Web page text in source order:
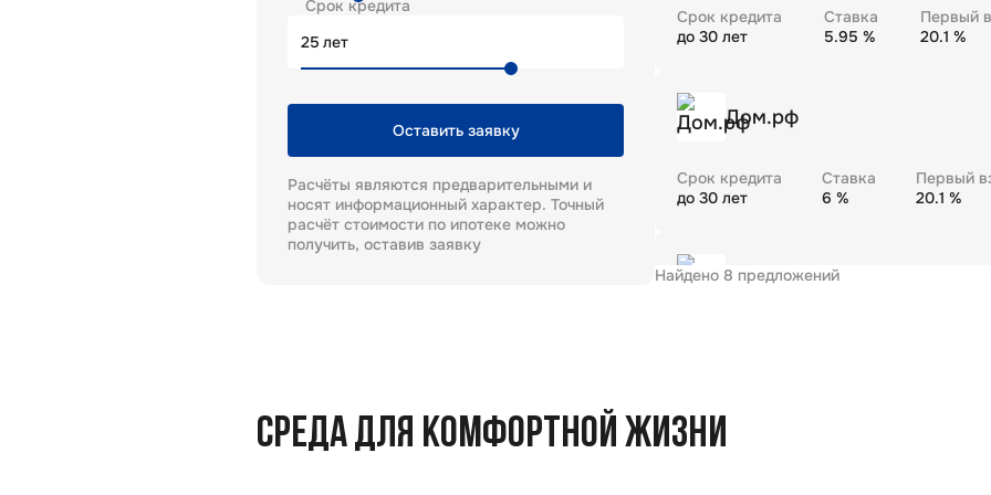
Срок кредита
лет
Оставить заявку
Расчёты являются предварительными и
носят информационный характер. Точный
расчёт стоимости по ипотеке можно
получить, оставив заявку
Найдено 8 предложений
Срок кредита
до 30 лет
Ставка
5.95 %
Первый
20.1 %
Дом.рф
Срок кредита
до 30 лет
Ставка
6 %
Первый
20.1 %
Газпромбанк
СРЕДА ДЛЯ КОМФОРТНОЙ ЖИЗНИ